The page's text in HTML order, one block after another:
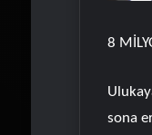
8
sona